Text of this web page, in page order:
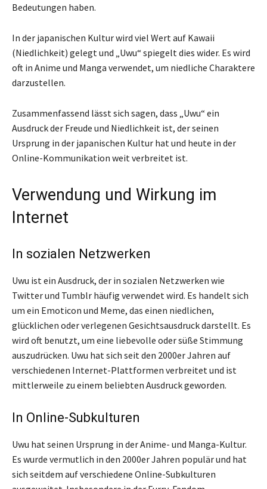
Bedeutungen haben.
In der japanischen Kultur wird viel Wert auf Kawaii
(Niedlichkeit) gelegt und „Uwu“ spiegelt dies wider. Es wird
oft in Anime und Manga verwendet, um niedliche Charaktere
darzustellen.
Zusammenfassend lässt sich sagen, dass „Uwu“ ein
Ausdruck der Freude und Niedlichkeit ist, der seinen
Ursprung in der japanischen Kultur hat und heute in der
Online-Kommunikation weit verbreitet ist.
Verwendung und Wirkung im
Internet
In sozialen Netzwerken
Uwu ist ein Ausdruck, der in sozialen Netzwerken wie
Twitter und Tumblr häufig verwendet wird. Es handelt sich
um ein Emoticon und Meme, das einen niedlichen,
glücklichen oder verlegenen Gesichtsausdruck darstellt. Es
wird oft benutzt, um eine liebevolle oder süße Stimmung
auszudrücken. Uwu hat sich seit den 2000er Jahren auf
verschiedenen Internet-Plattformen verbreitet und ist
mittlerweile zu einem beliebten Ausdruck geworden.
In Online-Subkulturen
Uwu hat seinen Ursprung in der Anime- und Manga-Kultur.
Es wurde vermutlich in den 2000er Jahren populär und hat
sich seitdem auf verschiedene Online-Subkulturen